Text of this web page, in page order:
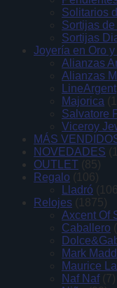
Solitarios
Sortijas
Sortijas
Joyería en Oro
Alianzas
Alianzas
LineArgent
Majorica
Salvatore
Viceroy
MÁS
NOVEDADES
OUTLET (85)
Regalo (106)
Lladró
Relojes (1875)
Axcent Of
Caballero
Mark
Maurice
Naf Naf (7)